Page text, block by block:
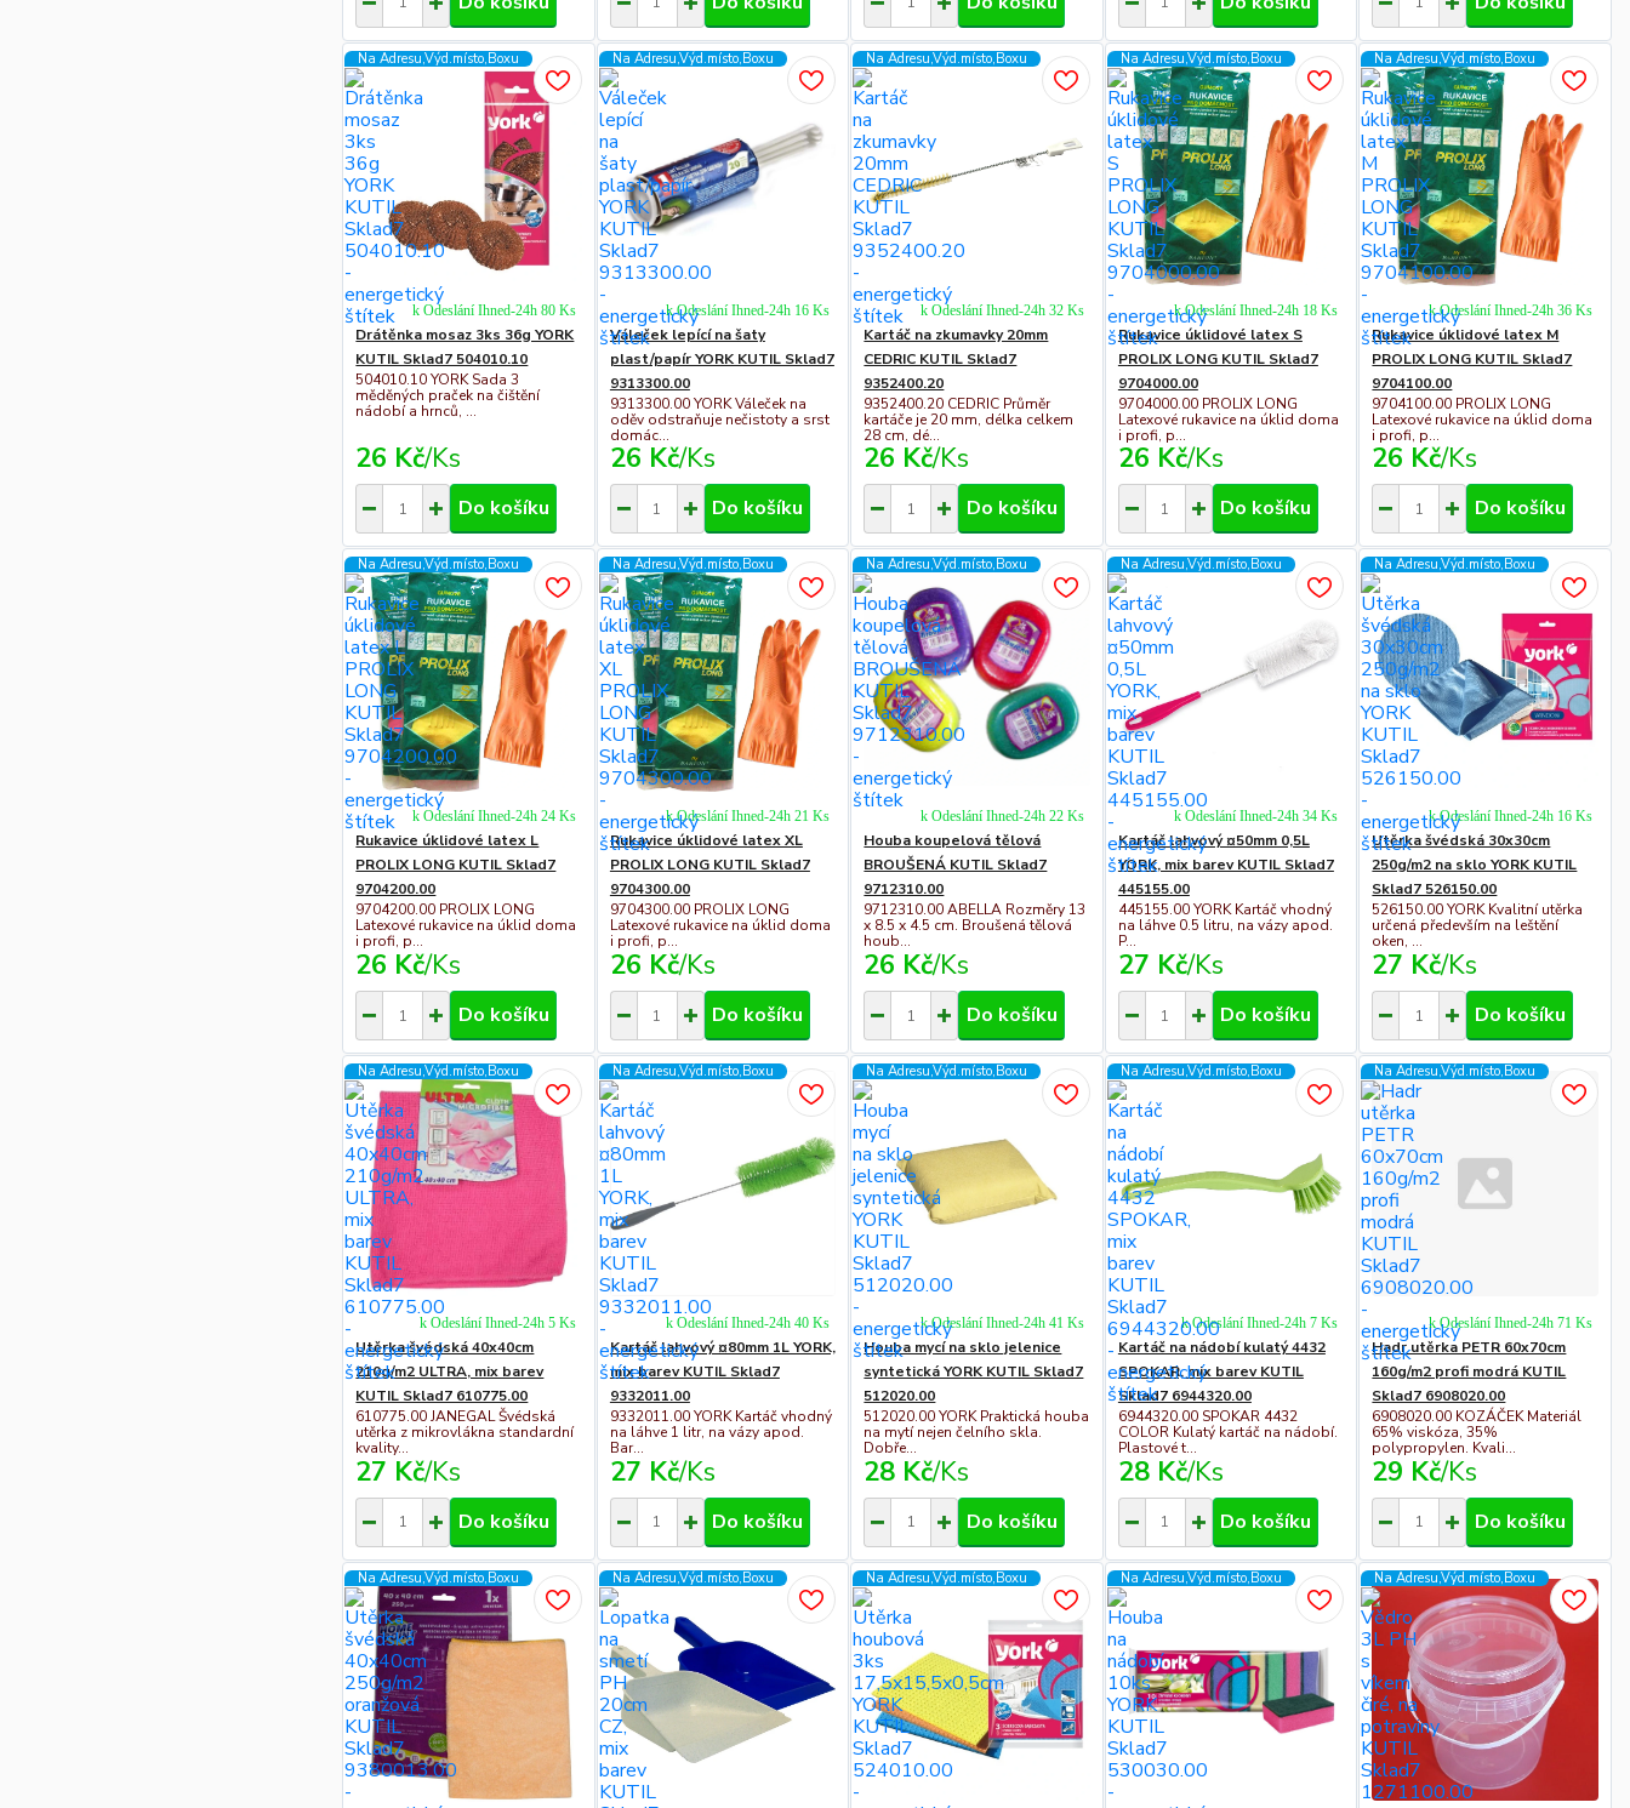
Na Adresu,Výd.místo,Boxu
Drátěnka mosaz 3ks 36g YORK
KUTIL Sklad7 504010.10
504010.10 YORK Sada 3
měděných praček na čištění
nádobí a hrnců, ...
26 Kč/Ks
k Odeslání Ihned-24h 80 Ks
Do košíku
Na Adresu,Výd.místo,Boxu
Váleček lepící na šaty
plast/papír YORK KUTIL Sklad7
9313300.00
9313300.00 YORK Váleček na
oděv odstraňuje nečistoty a srst
domác...
26 Kč/Ks
k Odeslání Ihned-24h 16 Ks
Do košíku
Na Adresu,Výd.místo,Boxu
Kartáč na zkumavky 20mm
CEDRIC KUTIL Sklad7
9352400.20
9352400.20 CEDRIC Průměr
kartáče je 20 mm, délka celkem
28 cm, dé...
26 Kč/Ks
k Odeslání Ihned-24h 32 Ks
Do košíku
Na Adresu,Výd.místo,Boxu
Rukavice úklidové latex S
PROLIX LONG KUTIL Sklad7
9704000.00
9704000.00 PROLIX LONG
Latexové rukavice na úklid doma
i profi, p...
26 Kč/Ks
k Odeslání Ihned-24h 18 Ks
Do košíku
Na Adresu,Výd.místo,Boxu
Rukavice úklidové latex M
PROLIX LONG KUTIL Sklad7
9704100.00
9704100.00 PROLIX LONG
Latexové rukavice na úklid doma
i profi, p...
26 Kč/Ks
k Odeslání Ihned-24h 36 Ks
Do košíku
Na Adresu,Výd.místo,Boxu
Rukavice úklidové latex L
PROLIX LONG KUTIL Sklad7
9704200.00
9704200.00 PROLIX LONG
Latexové rukavice na úklid doma
i profi, p...
26 Kč/Ks
k Odeslání Ihned-24h 24 Ks
Do košíku
Na Adresu,Výd.místo,Boxu
Rukavice úklidové latex XL
PROLIX LONG KUTIL Sklad7
9704300.00
9704300.00 PROLIX LONG
Latexové rukavice na úklid doma
i profi, p...
26 Kč/Ks
k Odeslání Ihned-24h 21 Ks
Do košíku
Na Adresu,Výd.místo,Boxu
Houba koupelová tělová
BROUŠENÁ KUTIL Sklad7
9712310.00
9712310.00 ABELLA Rozměry 13
x 8.5 x 4.5 cm. Broušená tělová
houb...
26 Kč/Ks
k Odeslání Ihned-24h 22 Ks
Do košíku
Na Adresu,Výd.místo,Boxu
Kartáč lahvový ¤50mm 0,5L
YORK, mix barev KUTIL Sklad7
445155.00
445155.00 YORK Kartáč vhodný
na láhve 0.5 litru, na vázy apod.
P...
27 Kč/Ks
k Odeslání Ihned-24h 34 Ks
Do košíku
Na Adresu,Výd.místo,Boxu
Utěrka švédská 30x30cm
250g/m2 na sklo YORK KUTIL
Sklad7 526150.00
526150.00 YORK Kvalitní utěrka
určená především na leštění
oken, ...
27 Kč/Ks
k Odeslání Ihned-24h 16 Ks
Do košíku
Na Adresu,Výd.místo,Boxu
Utěrka švédská 40x40cm
210g/m2 ULTRA, mix barev
KUTIL Sklad7 610775.00
610775.00 JANEGAL Švédská
utěrka z mikrovlákna standardní
kvality...
27 Kč/Ks
k Odeslání Ihned-24h 5 Ks
Do košíku
Na Adresu,Výd.místo,Boxu
Kartáč lahvový ¤80mm 1L YORK,
mix barev KUTIL Sklad7
9332011.00
9332011.00 YORK Kartáč vhodný
na láhve 1 litr, na vázy apod.
Bar...
27 Kč/Ks
k Odeslání Ihned-24h 40 Ks
Do košíku
Na Adresu,Výd.místo,Boxu
Houba mycí na sklo jelenice
syntetická YORK KUTIL Sklad7
512020.00
512020.00 YORK Praktická houba
na mytí nejen čelního skla.
Dobře...
28 Kč/Ks
k Odeslání Ihned-24h 41 Ks
Do košíku
Na Adresu,Výd.místo,Boxu
Kartáč na nádobí kulatý 4432
SPOKAR, mix barev KUTIL
Sklad7 6944320.00
6944320.00 SPOKAR 4432
COLOR Kulatý kartáč na nádobí.
Plastové t...
28 Kč/Ks
k Odeslání Ihned-24h 7 Ks
Do košíku
Na Adresu,Výd.místo,Boxu
Hadr utěrka PETR 60x70cm
160g/m2 profi modrá KUTIL
Sklad7 6908020.00
6908020.00 KOZÁČEK Materiál
65% viskóza, 35%
polypropylen. Kvali...
29 Kč/Ks
k Odeslání Ihned-24h 71 Ks
Do košíku
Na Adresu,Výd.místo,Boxu Na Adresu,Výd.místo,Boxu Na Adresu,Výd.místo,Boxu Na Adresu,Výd.místo,Boxu Na Adresu,Výd.místo,Boxu